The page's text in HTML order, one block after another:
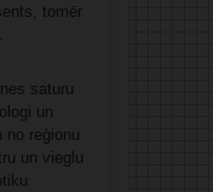
tomēr
saturu
un
no reģionu
un vieglu